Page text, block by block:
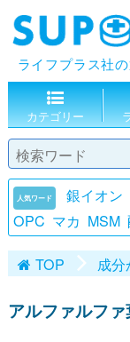
ライフプラス社
カテゴリー
人気ワード 銀イオン
OPC マカ MSM
TOP 成分
アルファルフ